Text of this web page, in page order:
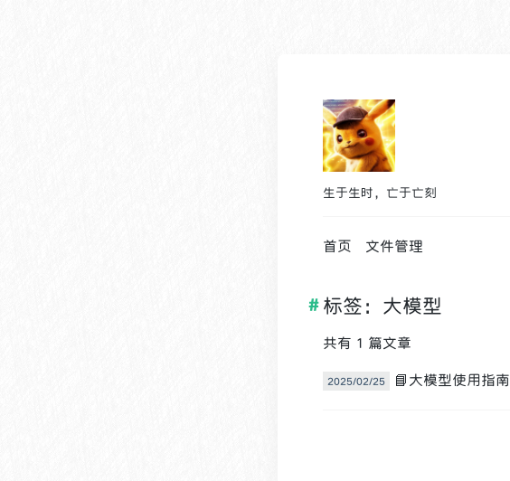
生于生时，亡于亡刻
首页 文件管理
标签：大模型
共有 1 篇文章
2025/02/25 📘大模型使用指南